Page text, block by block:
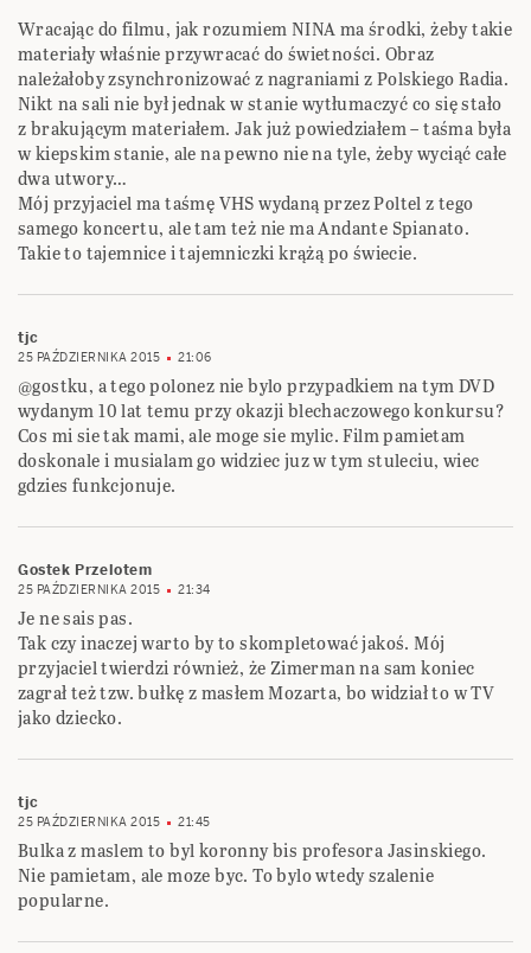
Wracając do filmu, jak rozumiem NINA ma środki, żeby takie
materiały właśnie przywracać do świetności. Obraz
należałoby zsynchronizować z nagraniami z Polskiego Radia.
Nikt na sali nie był jednak w stanie wytłumaczyć co się stało
z brakującym materiałem. Jak już powiedziałem – taśma była
w kiepskim stanie, ale na pewno nie na tyle, żeby wyciąć całe
dwa utwory…
Mój przyjaciel ma taśmę VHS wydaną przez Poltel z tego
samego koncertu, ale tam też nie ma Andante Spianato.
Takie to tajemnice i tajemniczki krążą po świecie.
tjc
25 PAŹDZIERNIKA 2015 21:06
@gostku, a tego polonez nie bylo przypadkiem na tym DVD
wydanym 10 lat temu przy okazji blechaczowego konkursu?
Cos mi sie tak mami, ale moge sie mylic. Film pamietam
doskonale i musialam go widziec juz w tym stuleciu, wiec
gdzies funkcjonuje.
Gostek Przelotem
25 PAŹDZIERNIKA 2015 21:34
Je ne sais pas.
Tak czy inaczej warto by to skompletować jakoś. Mój
przyjaciel twierdzi również, że Zimerman na sam koniec
zagrał też tzw. bułkę z masłem Mozarta, bo widział to w TV
jako dziecko.
tjc
25 PAŹDZIERNIKA 2015 21:45
Bulka z maslem to byl koronny bis profesora Jasinskiego.
Nie pamietam, ale moze byc. To bylo wtedy szalenie
popularne.